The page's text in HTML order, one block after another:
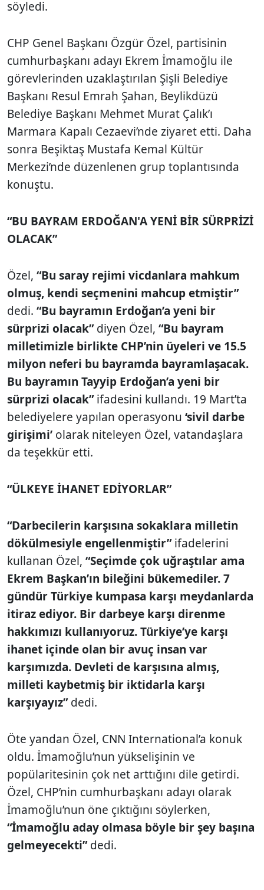
söyledi.
CHP Genel Başkanı Özgür Özel, partisinin
cumhurbaşkanı adayı Ekrem İmamoğlu ile
görevlerinden uzaklaştırılan Şişli Belediye
Başkanı Resul Emrah Şahan, Beylikdüzü
Belediye Başkanı Mehmet Murat Çalık’ı
Marmara Kapalı Cezaevi’nde ziyaret etti. Daha
sonra Beşiktaş Mustafa Kemal Kültür
Merkezi’nde düzenlenen grup toplantısında
konuştu.
“BU BAYRAM ERDOĞAN'A YENİ BİR SÜRPRİZİ
OLACAK”
Özel, “Bu saray rejimi vicdanlara mahkum
olmuş, kendi seçmenini mahcup etmiştir”
dedi. “Bu bayramın Erdoğan’a yeni bir
sürprizi olacak”diyen Özel, “Bu bayram
milletimizle birlikte CHP’nin üyeleri ve 15.5
milyon neferi bu bayramda bayramlaşacak.
Bu bayramın Tayyip Erdoğan’a yeni bir
sürprizi olacak”ifadesini kullandı. 19 Mart’ta
belediyelere yapılan operasyonu ‘sivil darbe
girişimi’ olarak niteleyen Özel, vatandaşlara
da teşekkür etti.
“ÜLKEYE İHANET EDİYORLAR”
“Darbecilerin karşısına sokaklara milletin
dökülmesiyle engellenmiştir”ifadelerini
kullanan Özel, “Seçimde çok uğraştılar ama
Ekrem Başkan’ın bileğini bükemediler. 7
gündür Türkiye kumpasa karşı meydanlarda
itiraz ediyor. Bir darbeye karşı direnme
hakkımızı kullanıyoruz. Türkiye’ye karşı
ihanet içinde olan bir avuç insan var
karşımızda. Devleti de karşısına almış,
milleti kaybetmiş bir iktidarla karşı
karşıyayız”dedi.
Öte yandan Özel, CNN International’a konuk
oldu. İmamoğlu’nun yükselişinin ve
popülaritesinin çok net arttığını dile getirdi.
Özel, CHP’nin cumhurbaşkanı adayı olarak
İmamoğlu’nun öne çıktığını söylerken,
“İmamoğlu aday olmasa böyle bir şey başına
gelmeyecekti”dedi.